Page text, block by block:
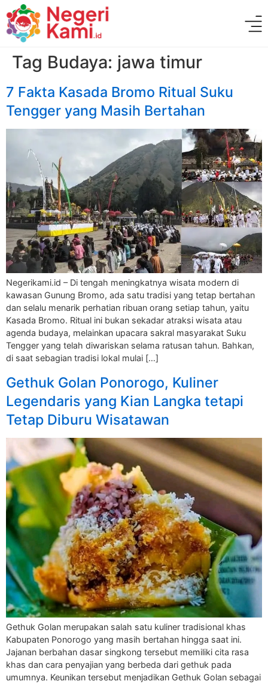
Tag Budaya: jawa timur
7 Fakta Kasada Bromo Ritual Suku
Tengger yang Masih Bertahan
Negerikami.id – Di tengah meningkatnya wisata modern di
kawasan Gunung Bromo, ada satu tradisi yang tetap bertahan
dan selalu menarik perhatian ribuan orang setiap tahun, yaitu
Kasada Bromo. Ritual ini bukan sekadar atraksi wisata atau
agenda budaya, melainkan upacara sakral masyarakat Suku
Tengger yang telah diwariskan selama ratusan tahun. Bahkan,
di saat sebagian tradisi lokal mulai […]
Gethuk Golan Ponorogo, Kuliner
Legendaris yang Kian Langka tetapi
Tetap Diburu Wisatawan
Gethuk Golan merupakan salah satu kuliner tradisional khas
Kabupaten Ponorogo yang masih bertahan hingga saat ini.
Jajanan berbahan dasar singkong tersebut memiliki cita rasa
khas dan cara penyajian yang berbeda dari gethuk pada
umumnya. Keunikan tersebut menjadikan Gethuk Golan sebagai